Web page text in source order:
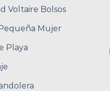
Voltaire Bolsos
Mujer
Playa